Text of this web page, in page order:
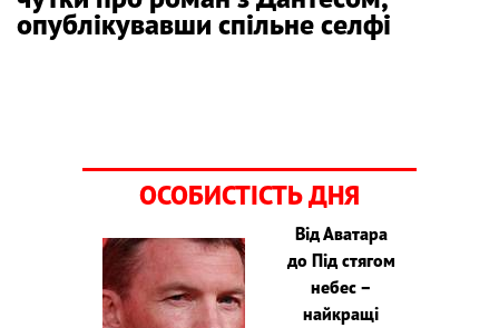
опублікувавши спільне селфі
ОСОБИСТІСТЬ ДНЯ
Від Аватара
до Під стягом
небес –
найкращі